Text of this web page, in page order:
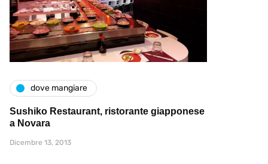
dove mangiare
Sushiko Restaurant, ristorante giapponese
a Novara
Dicembre 13, 2013